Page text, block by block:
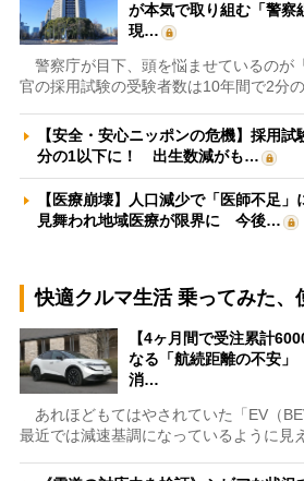
が本気で取り組む「警
現…
警察庁が目下、頭を悩ませているのが
官の採用試験の受験者数は10年間で2分
【安全・安心ニッポンの危機】採用
分の1以下に！ 出生数減がも…
【医療崩壊】人口減少で「医師不足
見舞われ地域医療が限界に 今後…
快適クルマ生活 乗ってみた、
【4ヶ月間で受注累計
なる「航続距離の不安」
消…
あれほどもてはやされていた「EV（
最近では減速基調になっているように見